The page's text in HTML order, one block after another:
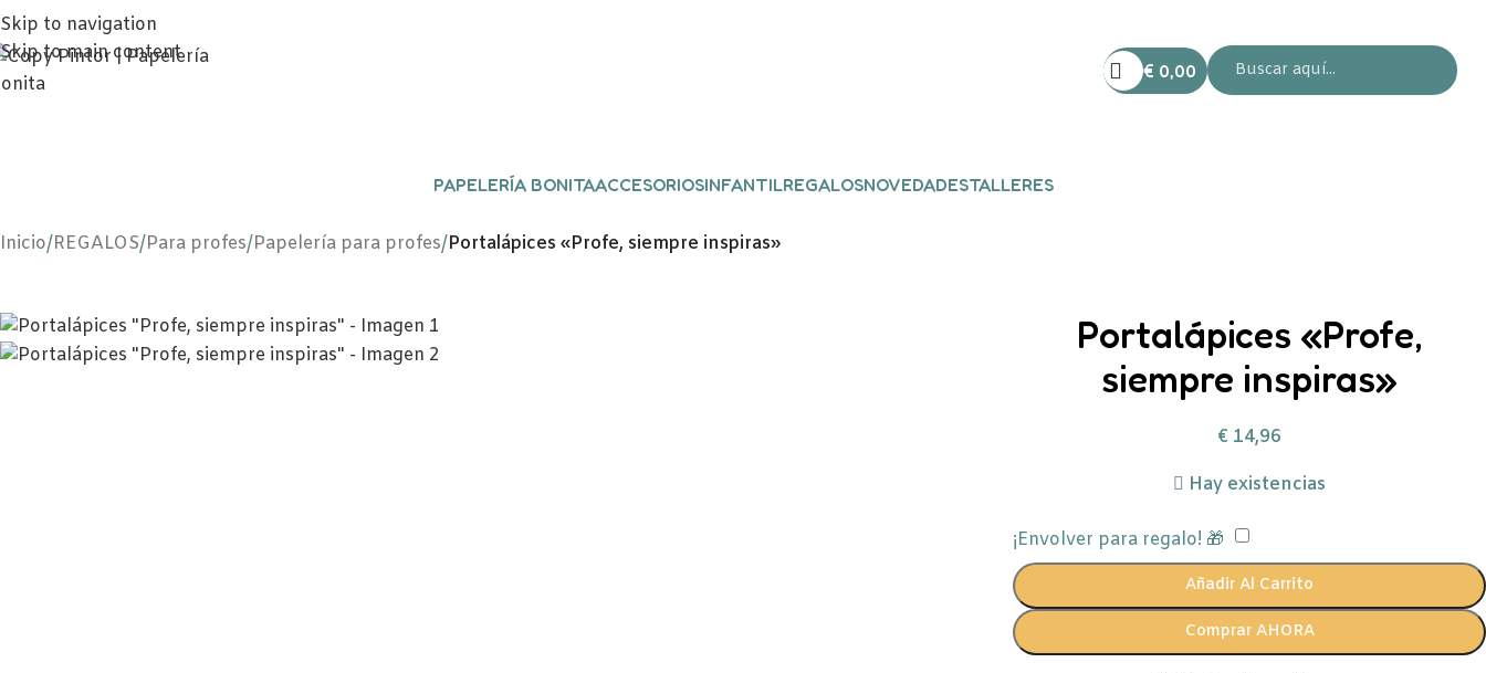
Skip to navigation
Skip to main content
€ 0,00
PAPELERÍA BONITAACCESORIOSINFANTILREGALOSNOVEDADESTALLERES
Inicio/REGALOS/Para profes/Papelería para profes/Portalápices «Profe, siempre inspiras»
Portalápices «Profe,
siempre inspiras»
€ 14,96
Hay existencias
¡Envolver para regalo! 🎁
Añadir Al Carrito
Comprar AHORA